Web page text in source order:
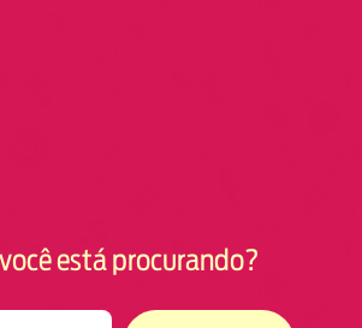
está procurando?